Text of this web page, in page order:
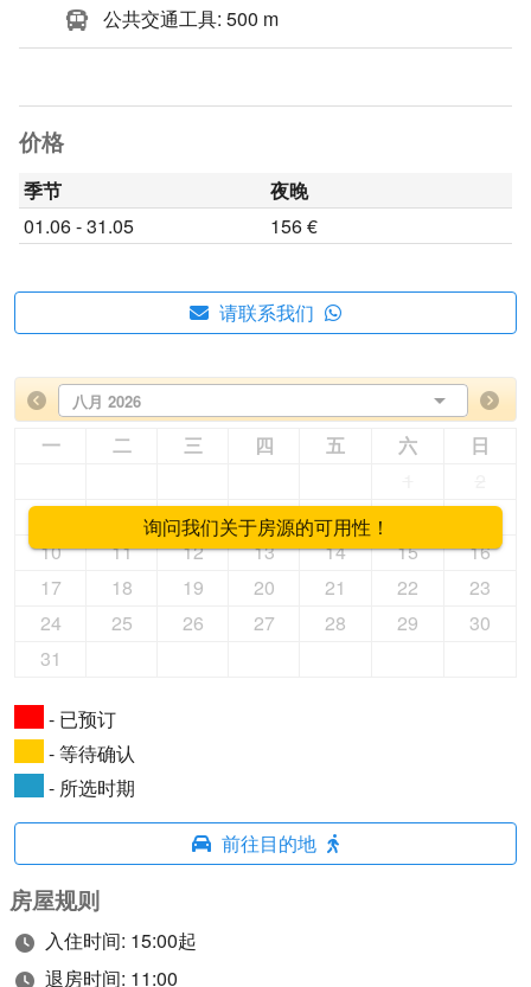
公共交通工具: 500 m
价格
季节
夜晚
01.06 - 31.05
156 €
请联系我们
询问我们关于房源的可用性！
八月 2026
一 二 三 四 五 六
日
5 6 7
10
11 12 13 14 15
16
17
18 19 20 21 22
23
24
25 26 27 28 29
30
31
- 已预订
- 等待确认
- 所选时期
前往目的地
房屋规则
入住时间: 15:00起
退房时间: 11:00